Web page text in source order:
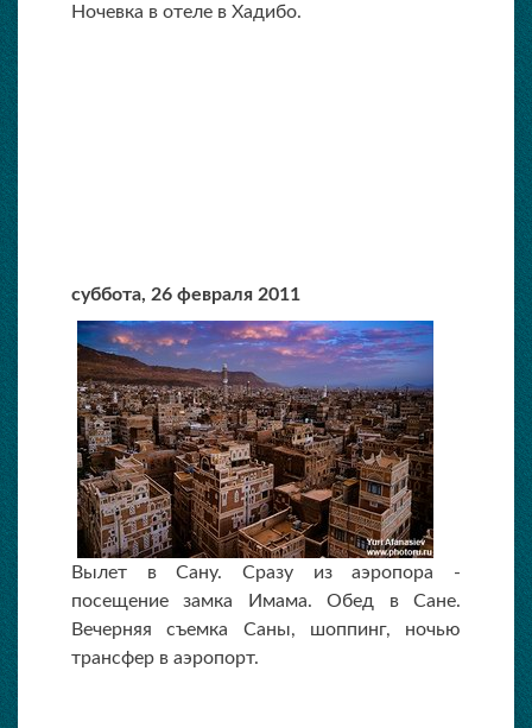
Ночевка в отеле в Хадибо.
суббота, 26 февраля 2011
Вылет в Сану. Сразу из аэропора -
посещение замка Имама. Обед в Сане.
Вечерняя съемка Саны, шоппинг, ночью
трансфер в аэропорт.